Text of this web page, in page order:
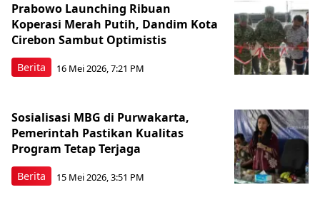
Berita
Prabowo Launching Ribuan
Koperasi Merah Putih, Dandim Kota
Cirebon Sambut Optimistis
16 Mei 2026, 7:21 PM
Berita
Sosialisasi MBG di Purwakarta,
Pemerintah Pastikan Kualitas
Program Tetap Terjaga
15 Mei 2026, 3:51 PM